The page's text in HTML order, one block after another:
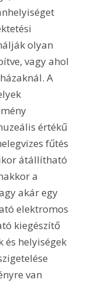
olyan
vagy ahol
A
értékű
fűtés
átállítható
a
akár egy
elektromos
kiegészítő
és helyiségek
van